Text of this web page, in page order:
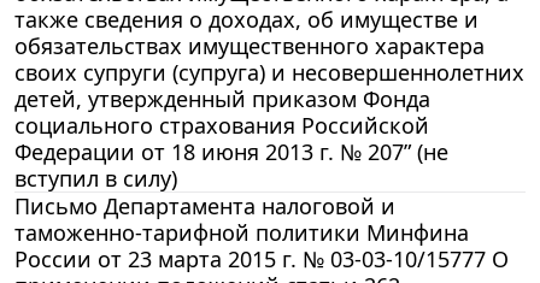
также сведения о доходах, об имуществе и
обязательствах имущественного характера
своих супруги (супруга) и несовершеннолетних
детей, утвержденный приказом Фонда
социального страхования Российской
Федерации от 18 июня 2013 г. № 207” (не
вступил в силу)
Письмо Департамента налоговой и
таможенно-тарифной политики Минфина
России от 23 марта 2015 г. № 03-03-10/15777 О